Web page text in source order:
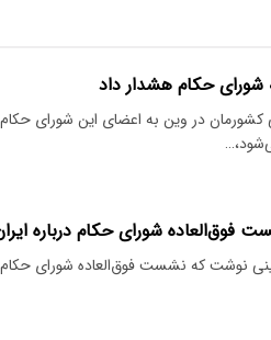
شورای حکام هشدار داد
کشورمان در وین به اعضای این شورای
فوق‌العاده شورای حکام درباره
نوشت که نشست فوق‌العاده شورای حکام